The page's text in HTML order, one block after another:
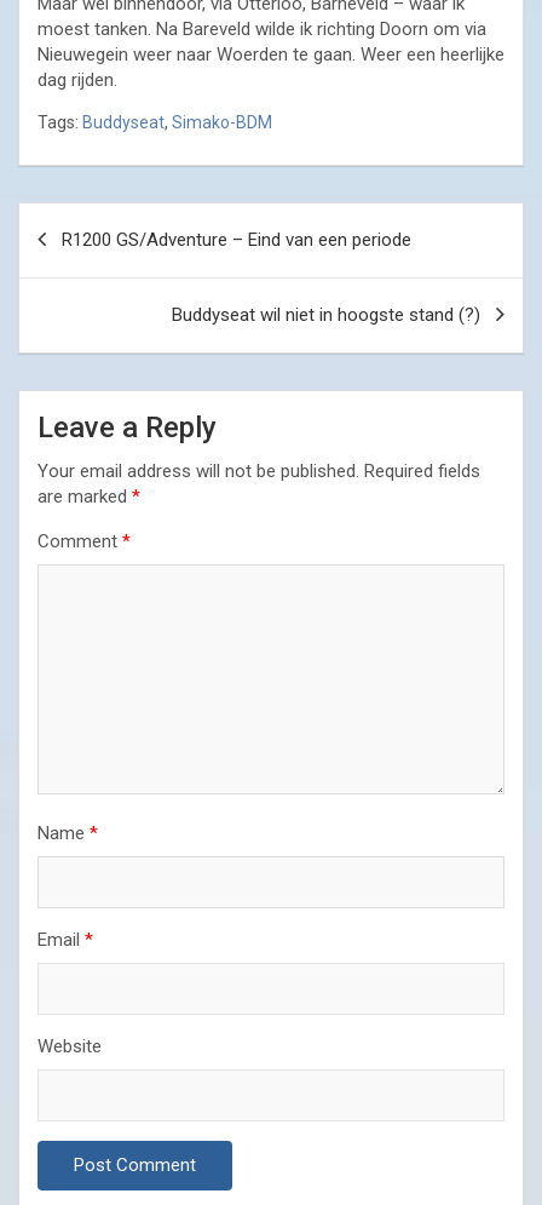
moest tanken. Na Bareveld wilde ik richting Doorn om via
Nieuwegein weer naar Woerden te gaan. Weer een heerlijke
dag rijden.
Tags: Buddyseat, Simako-BDM
navigation
R1200 GS/Adventure – Eind van een periode
Buddyseat wil niet in hoogste stand (?)
Leave a Reply
Your email address will not be published. Required fields
are marked *
Comment *
Name *
Email *
Website